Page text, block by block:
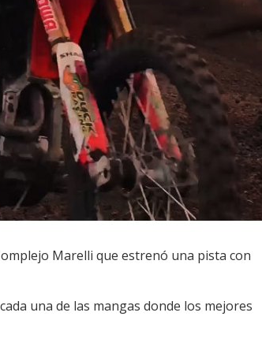
Marelli que estrenó una pista con
una de las mangas donde los mejores